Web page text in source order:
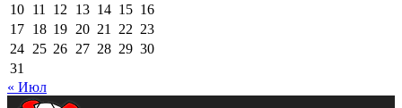
10 11 12 13 14 15 16
17 18 19 20 21 22 23
24 25 26 27 28 29 30
31
« Июл